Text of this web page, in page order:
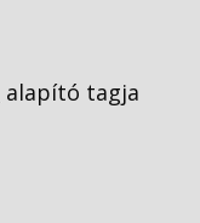
alapító tagja